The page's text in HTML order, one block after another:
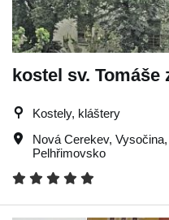
kostel sv. Tomáše
Kostely, kláštery
Nová Cerekev, Vysočina,
Pelhřimovsko